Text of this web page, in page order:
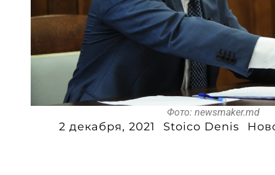
Фото: newsmaker.md
2 декабря, 2021 Stoico Denis